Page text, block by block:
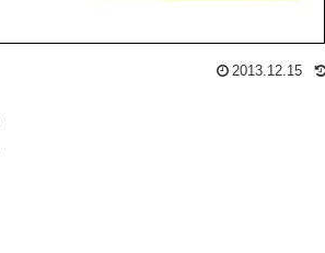
2013.12.15